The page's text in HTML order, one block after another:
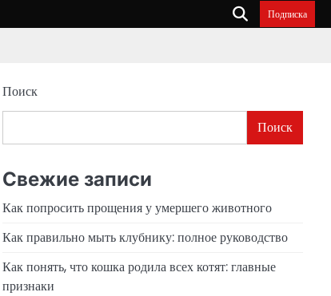
Подписка
Поиск
Поиск
Свежие записи
Как попросить прощения у умершего животного
Как правильно мыть клубнику: полное руководство
Как понять, что кошка родила всех котят: главные
признаки